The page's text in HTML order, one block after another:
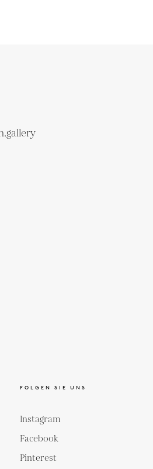
FOLGEN SIE UNS
Instagram
Facebook
Pinterest